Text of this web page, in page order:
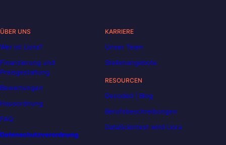
ÜBER UNS
Wer ist Liora?
Finanzierung und
Preisgestaltung
Bewertungen
Hausordnung
FAQ
Datenschutzverordnung
KARRIERE
Unser Team
Stellenangebote
RESOURCEN
Decoded | Blog
Berufsbeschreibungen
DataScientest wird Liora